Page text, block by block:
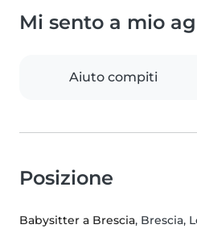
Mi sento a mio
Aiuto compiti
Posizione
Babysitter a Brescia, Brescia,